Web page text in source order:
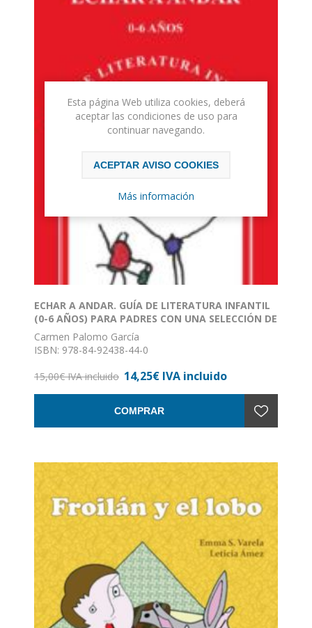
ECHAR A ANDAR. GUÍA DE LITERATURA INFANTIL
(0-6 AÑOS) PARA PADRES CON UNA SELECCIÓN DE
105 LIBROS RECOMENDABLES
Carmen Palomo García
ISBN: 978-84-92438-44-0
Nº de páginas: 107
15,00€ IVA incluido 14,25€ IVA incluido
COMPRAR
Esta página Web utiliza cookies, deberá
aceptar las condiciones de uso para
continuar navegando.
ACEPTAR AVISO COOKIES
Más información